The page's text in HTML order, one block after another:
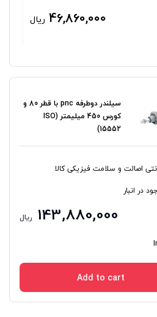
46,860,000 ریال
سیلندر دوطرفه pnc با قطر 80 و
کورس 450 میلیمتر (ISO
15552)
اصالت و سلامت فیزیکی کالا
در انبار
143,880,000 ریال
Add to cart